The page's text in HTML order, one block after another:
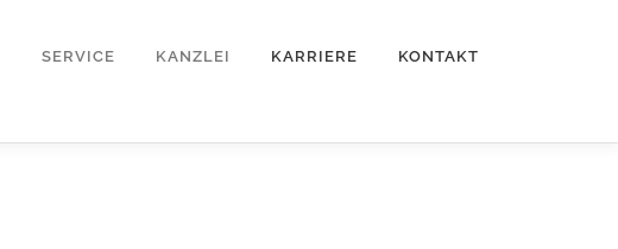
SERVICE KANZLEI KARRIERE KONTAKT